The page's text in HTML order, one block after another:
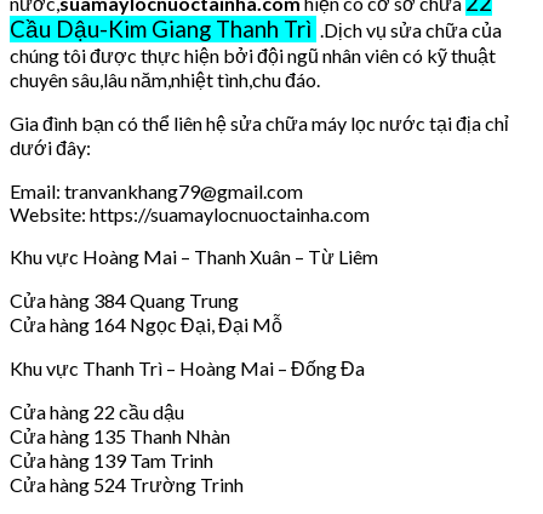
Cầu Dậu-Kim Giang Thanh Trì
.Dịch vụ sửa chữa của
chúng tôi được thực hiện bởi đội ngũ nhân viên có kỹ thuật
chuyên sâu,lâu năm,nhiệt tình,chu đáo.
Gia đình bạn có thể liên hệ sửa chữa máy lọc nước tại địa chỉ
dưới đây:
Email: tranvankhang79@gmail.com
Website: https://suamaylocnuoctainha.com
Khu vực Hoàng Mai – Thanh Xuân – Từ Liêm
Cửa hàng 384 Quang Trung
Cửa hàng 164 Ngọc Đại, Đại Mỗ
Khu vực Thanh Trì – Hoàng Mai – Đống Đa
Cửa hàng 22 cầu dậu
Cửa hàng 135 Thanh Nhàn
Cửa hàng 139 Tam Trinh
Cửa hàng 524 Trường Trinh